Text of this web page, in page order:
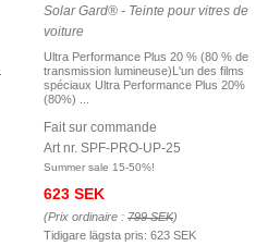
Solar Gard® - Teinte pour vitres de
voiture
Ultra Performance Plus 20 % (80 % de
transmission lumineuse)L'un des films
spéciaux Ultra Performance Plus 20%
(80%) ...
Fait sur commande
Art nr. SPF-PRO-UP-25
Summer sale 15-50%!
623 SEK
(Prix ordinaire : 799 SEK)
Tidigare lägsta pris: 623 SEK